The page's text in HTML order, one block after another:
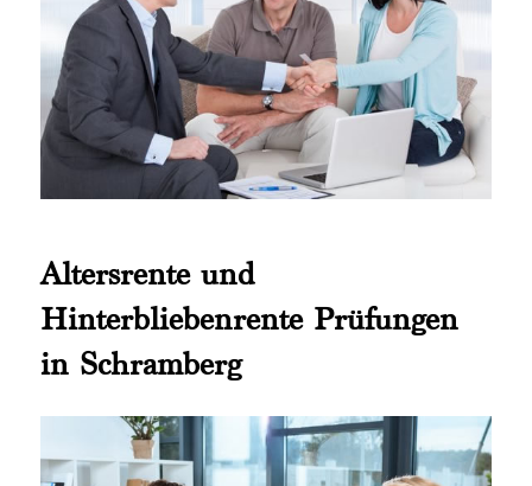
Altersrente und
Hinterbliebenrente Prüfungen
in Schramberg